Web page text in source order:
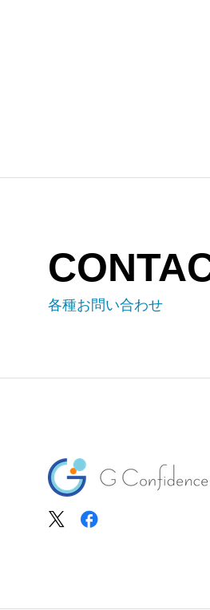
各種お問い合わせ